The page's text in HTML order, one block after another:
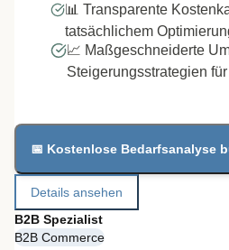
📊 Transparente
tatsächlichem
📈 Maßgeschneiderte
Steigerungsstrategien
📅 Kostenlose Bedarfsanalyse
Details ansehen
B2B Spezialist
B2B Commerce